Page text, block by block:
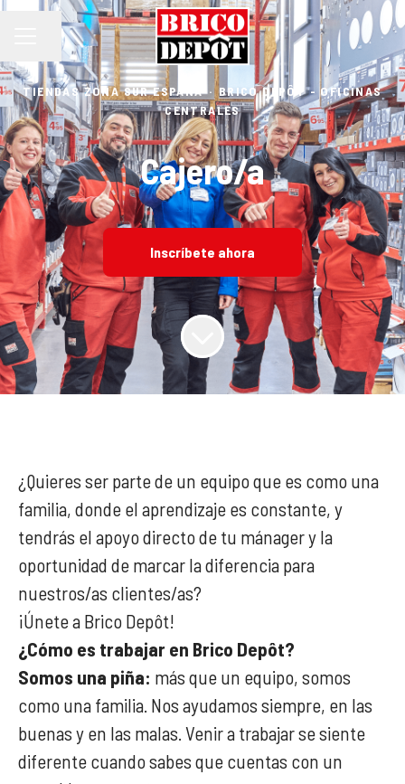
MENÚ DE EMPLEO
Compartir página
TIENDAS ZONA SUR ESPAÑA · BRICO DEPÔT - OFICINAS
CENTRALES
Cajero/a
Inscríbete ahora
¿Quieres ser parte de un equipo que es como una
familia, donde el aprendizaje es constante, y
tendrás el apoyo directo de tu mánager y la
oportunidad de marcar la diferencia para
nuestros/as clientes/as?
¡Únete a Brico Depôt!
¿Cómo es trabajar en Brico Depôt?
Somos una piña: más que un equipo, somos
como una familia. Nos ayudamos siempre, en las
buenas y en las malas. Venir a trabajar se siente
diferente cuando sabes que cuentas con un